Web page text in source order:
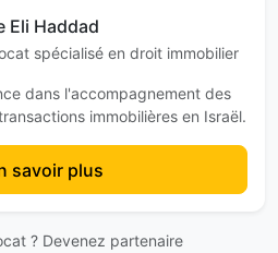
Eli Haddad
spécialisé en droit immobilier
dans l'accompagnement des
immobilières en Israël.
savoir plus
? Devenez partenaire